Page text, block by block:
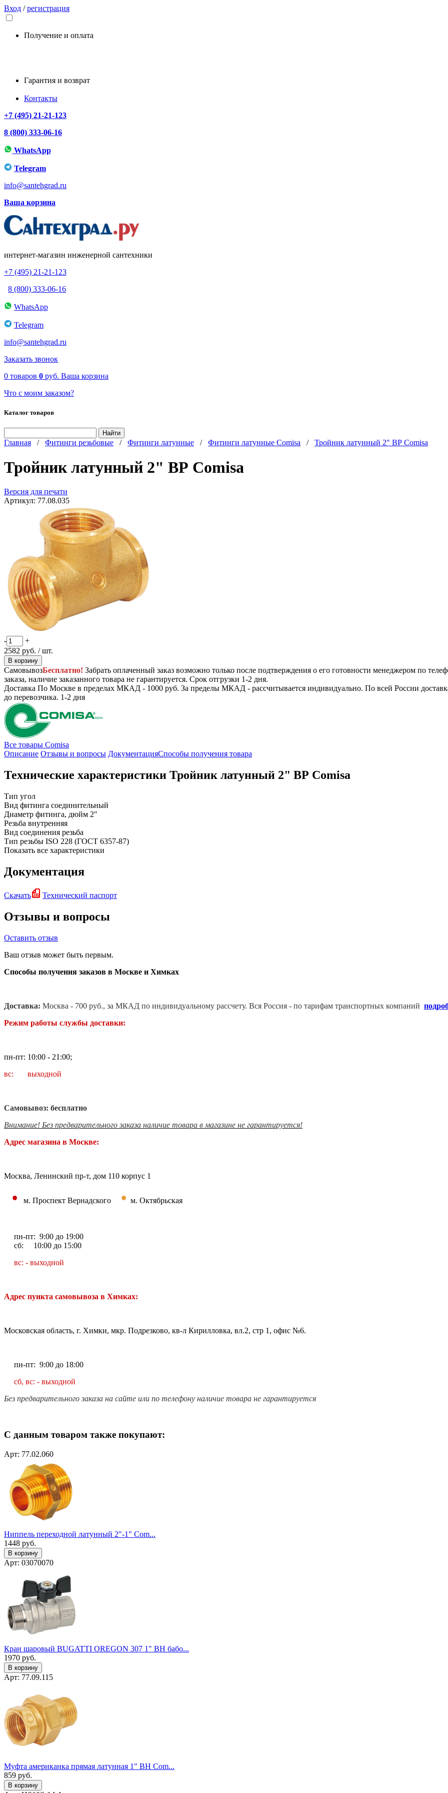
Вход /регистрация
Получение и оплата
Гарантия и возврат
Контакты
+7 (495) 21-21-123
8 (800) 333-06-16
WhatsApp
Telegram
info@santehgrad.ru
Ваша корзина
интернет-магазин инженерной сантехники
+7 (495) 21-21-123
8 (800) 333-06-16
WhatsApp
Telegram
info@santehgrad.ru
Заказать звонок
0 товаров 0 руб. Ваша корзина
Что с моим заказом?
Каталог товаров
Главная / Фитинги резьбовые / Фитинги латунные / Фитинги латунные Comisa / Тройник латунный 2" ВР Сomisa
Тройник латунный 2" ВР Сomisa
Версия для печати
Артикул: 77.08.035
-
+
2582 руб. / шт.
В корзину
СамовывозБесплатно! Забрать оплаченный заказ возможно только после подтверждения о его готовности менеджером по
заказа, наличие заказанного товара не гарантируется. Срок отгрузки 1-2 дня.
Доставка По Москве в пределах МКАД - 1000 руб. За пределы МКАД - рассчитывается индивидуально. По всей России
до перевозчика. 1-2 дня
Все товары Comisa
Описание Отзывы и вопросы ДокументацияСпособы получения товара
Технические характеристики Тройник латунный 2" ВР Сomisa
Тип угол
Вид фитинга соединительный
Диаметр фитинга, дюйм 2"
Резьба внутренняя
Вид соединения резьба
Тип резьбы ISO 228 (ГОСТ 6357-87)
Показать все характеристики
Документация
Скачать Технический паспорт
Отзывы и вопросы
Оставить отзыв
Ваш отзыв может быть первым.
Способы получения заказов в Москве и Химках
Доставка: Москва - 700 руб., за МКАД по индивидуальному рассчету. Вся Россия - по тарифам транспортных компаний
Режим работы службы доставки:
пн-пт: 10:00 - 21:00;
вс: выходной
Самовывоз: бесплатно
Внимание! Без предварительного заказа наличие товара в магазине не гарантируется!
Адрес магазина в Москве:
Москва, Ленинский пр-т, дом 110 корпус 1
• м. Проспект Вернадского • м. Октябрьская
пн-пт: 9:00 до 19:00
сб: 10:00 до 15:00
вс: - выходной
Адрес пункта самовывоза в Химках:
Московская область, г. Химки, мкр. Подрезково, кв-л Кирилловка, вл.2, стр 1, офис №6.
пн-пт: 9:00 до 18:00
сб, вс: - выходной
Без предварительного заказа на сайте или по телефону наличие товара не гарантируется
С данным товаром также покупают:
Арт: 77.02.060
Ниппель переходной латунный 2"-1" Сom...
1448 руб.
В корзину
Арт: 03070070
Кран шаровый BUGATTI OREGON 307 1" ВН бабо...
1970 руб.
В корзину
Арт: 77.09.115
Муфта американка прямая латунная 1" ВН Сom...
859 руб.
В корзину